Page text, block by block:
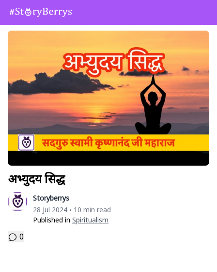
अभ्युदय सिद्ध
Storyberrys
28 Jul 2024 • 10 min read
Published in Spiritualism
0